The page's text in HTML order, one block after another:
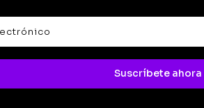
Suscríbete ahora